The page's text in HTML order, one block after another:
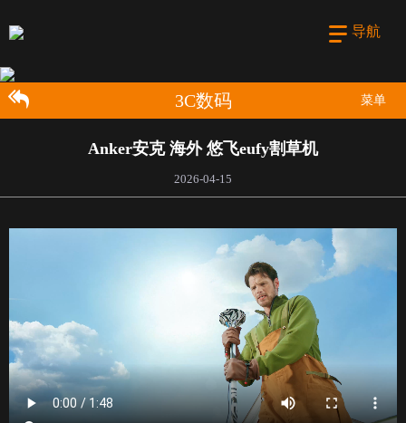
导航
3C数码 菜单
Anker安克 海外 悠飞eufy割草机
2026-04-15